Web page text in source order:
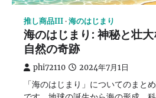
推し商品III 海のはじまり
海のはじまり: 神秘と壮
自然の奇跡
phi72110 2024年7月1日
「海のはじまり」についてのまと